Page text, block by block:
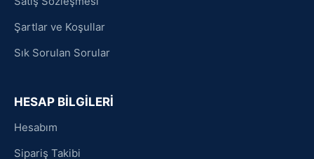
Şartlar ve Koşullar
Sık Sorulan Sorular
HESAP BİLGİLERİ
Hesabım
Sipariş Takibi